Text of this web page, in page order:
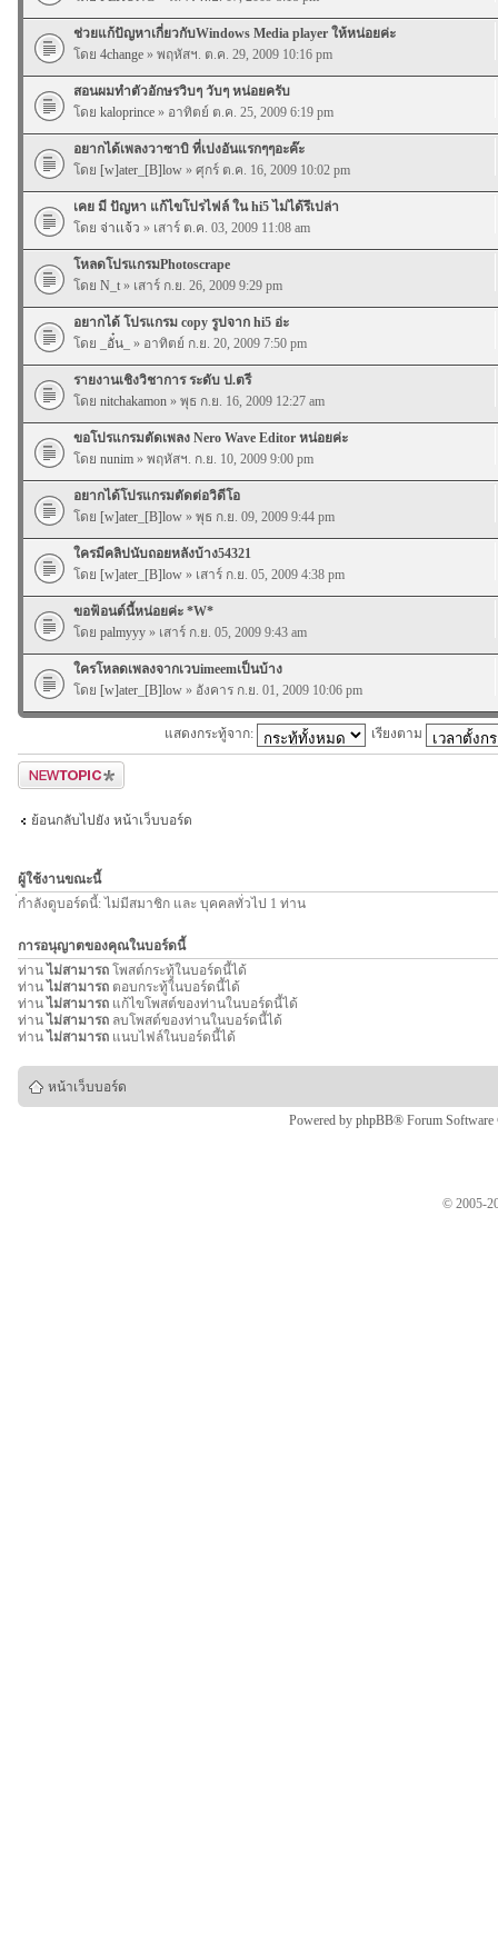
ช่วยแก้ปัญหาเกี่ยวกับWindows Media player ให้หน่อยค่ะ
โดย 4change » พฤหัสฯ. ต.ค. 29, 2009 10:16 pm
สอนผมทำตัวอักษรวิบๆ วับๆ หน่อยครับ
โดย kaloprince » อาทิตย์ ต.ค. 25, 2009 6:19 pm
อยากได้เพลงวาซาบิ ที่เปงอันแรกๆๆอะค๊ะ
โดย [w]ater_[B]low » ศุกร์ ต.ค. 16, 2009 10:02 pm
เคย มี ปัญหา แก้ไขโปรไฟล์ ใน hi5 ไม่ได้รึเปล่า
โดย จ่าเเจ้ว » เสาร์ ต.ค. 03, 2009 11:08 am
โหลดโปรแกรมPhotoscrape
โดย N_t » เสาร์ ก.ย. 26, 2009 9:29 pm
อยากได้ โปรแกรม copy รูปจาก hi5 อ่ะ
โดย
_อั๋น_ » อาทิตย์ ก.ย. 20, 2009 7:50 pm
รายงานเชิงวิชาการ ระดับ ป.ตรี
โดย nitchakamon » พุธ ก.ย. 16, 2009 12:27 am
ขอโปรแกรมตัดเพลง Nero Wave Editor หน่อยค่ะ
โดย nunim » พฤหัสฯ. ก.ย. 10, 2009 9:00 pm
อยากได้โปรแกรมตัดต่อวิดีโอ
โดย [w]ater_[B]low » พุธ ก.ย. 09, 2009 9:44 pm
ใครมีคลิปนับถอยหลังบ้าง54321
โดย [w]ater_[B]low » เสาร์ ก.ย. 05, 2009 4:38 pm
ขอฟ้อนต์นี้หน่อยค่ะ *W*
โดย palmyyy » เสาร์ ก.ย. 05, 2009 9:43 am
ใครโหลดเพลงจากเวบimeemเป็นบ้าง
โดย [w]ater_[B]low » อังคาร ก.ย. 01, 2009 10:06 pm
แสดงกระทู้จาก: เรียงตาม
ตั้งกระทู้ใหม่
ย้อนกลับไปยัง หน้าเว็บบอร์ด
ผู้ใช้งานขณะนี้
่กำลังดูบอร์ดนี้: ไม่มีสมาชิก และ บุคคลทั่วไป 1 ท่าน
การอนุญาตของคุณในบอร์ดนี้
ท่าน ไม่สามารถ โพสต์กระทู้ในบอร์ดนี้ได้
ท่าน ไม่สามารถ ตอบกระทู้ในบอร์ดนี้ได้
ท่าน ไม่สามารถ แก้ไขโพสต์ของท่านในบอร์ดนี้ได้
ท่าน ไม่สามารถ ลบโพสต์ของท่านในบอร์ดนี้ได้
ท่าน ไม่สามารถ แนบไฟล์ในบอร์ดนี้ได้
หน้าเว็บบอร์ด
Powered by phpBB® Forum
© 2005-